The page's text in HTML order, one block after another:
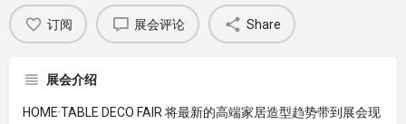
订阅 展会评论 Share
展会介绍
HOME·TABLE DECO FAIR 将最新的高端家居造型趋势带到展会现